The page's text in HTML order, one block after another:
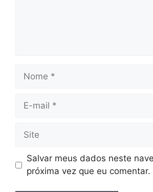
Nome
Site
Salvar meus dados neste
próxima vez que eu comentar.